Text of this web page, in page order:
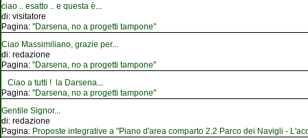
ciao .. esatto .. e questa è...
di: visitatore
Pagina: "Darsena, no a progetti tampone"
Ciao Massimiliano, grazie per...
di: redazione
Pagina: "Darsena, no a progetti tampone"
Ciao a tutti ! la Darsena...
Pagina: "Darsena, no a progetti tampone"
Gentile Signor...
di: redazione
Pagina: Proposte integrative a "Piano d'area comparto 2.2 Parco dei Navigli -